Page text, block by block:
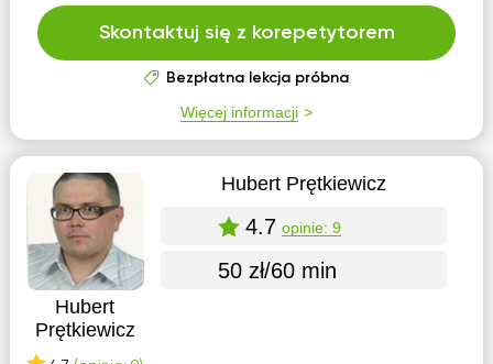
Skontaktuj się z korepetytorem
Bezpłatna lekcja próbna
Więcej informacji
Hubert
Prętkiewicz
Hubert Prętkiewicz
4.7 opinie: 9
50 zł/60 min